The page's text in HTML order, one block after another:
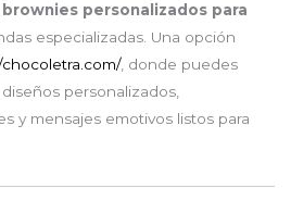
personalizados para
especializadas. Una opción
, donde puedes
personalizados,
y mensajes emotivos listos para